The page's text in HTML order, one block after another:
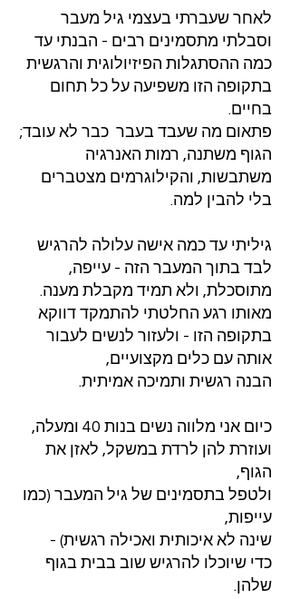
לאחר שעברתי בעצמי גיל מעבר
וסבלתי מתסמינים רבים - הבנתי עד
כמה ההסתגלות הפיזיולוגית והרגשית
בתקופה הזו משפיעה על כל תחום
בחיים.
פתאום מה שעבד בעבר כבר לא עובד;
הגוף משתנה, רמות האנרגיה
משתבשות, והקילוגרמים מצטברים
בלי להבין למה.
גיליתי עד כמה אישה עלולה להרגיש
לבד בתוך המעבר הזה - עייפה,
מתוסכלת, ולא תמיד מקבלת מענה.
מאותו רגע החלטתי להתמקד דווקא
בתקופה הזו - ולעזור לנשים לעבור
אותה עם כלים מקצועיים,
הבנה רגשית ותמיכה אמיתית.
כיום אני מלווה נשים בנות 40 ומעלה,
ועוזרת להן לרדת במשקל, לאזן את
הגוף,
ולטפל בתסמינים של גיל המעבר (כמו
עייפות,
שינה לא איכותית ואכילה רגשית) -
כדי שיוכלו להרגיש שוב בבית בגוף
שלהן.